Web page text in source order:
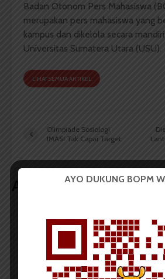
Badan Otonom Pers Mahasiswa
merupakan pers mahasiswa yang
kampus dan dikelola secara
Universitas Sumatera Utara (USU).
LIHAT SEMUA ARTIKEL
Olimpiade Sosiologi
IMASI Tak Capai Target
Artikel terkait lain
BERITA KAMPUS
Tim Mahasiswa USU
Vokal Grup Pada
AYO DUKUNG BOPM